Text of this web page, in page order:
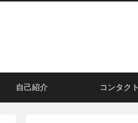
自己紹介 コンタクト